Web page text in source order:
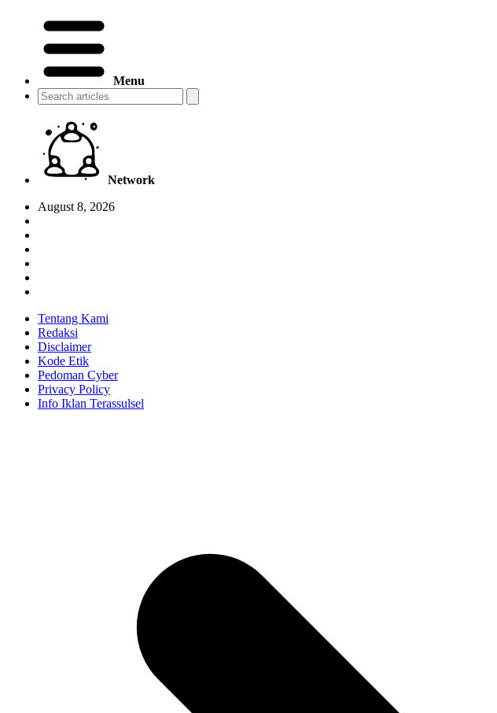
Menu
Network
August 8, 2026
Tentang Kami
Redaksi
Disclaimer
Kode Etik
Pedoman Cyber
Privacy Policy
Info Iklan Terassulsel